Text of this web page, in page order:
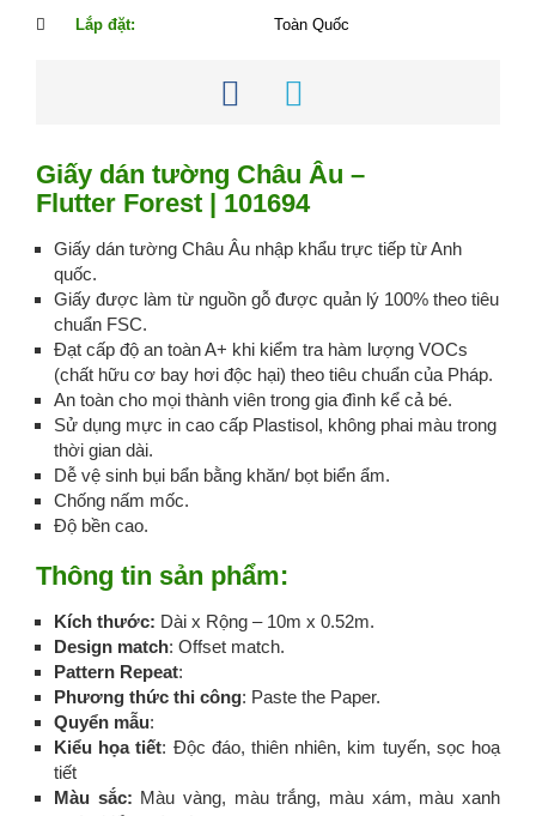
Lắp đặt: Toàn Quốc
Giấy dán tường Châu Âu –
Flutter Forest | 101694
Giấy dán tường Châu Âu nhập khẩu trực tiếp từ Anh
quốc.
Giấy được làm từ nguồn gỗ được quản lý 100% theo tiêu
chuẩn FSC.
Đạt cấp độ an toàn A+ khi kiểm tra hàm lượng VOCs
(chất hữu cơ bay hơi độc hại) theo tiêu chuẩn của Pháp.
An toàn cho mọi thành viên trong gia đình kể cả bé.
Sử dụng mực in cao cấp Plastisol, không phai màu trong
thời gian dài.
Dễ vệ sinh bụi bẩn bằng khăn/ bọt biển ẩm.
Chống nấm mốc.
Độ bền cao.
Thông tin sản phẩm:
Kích thước: Dài x Rộng – 10m x 0.52m.
Design match: Offset match.
Pattern Repeat:
Phương thức thi công: Paste the Paper.
Quyển mẫu:
Kiểu họa tiết: Độc đáo, thiên nhiên, kim tuyến, sọc hoạ
tiết
Màu sắc: Màu vàng, màu trắng, màu xám, màu xanh